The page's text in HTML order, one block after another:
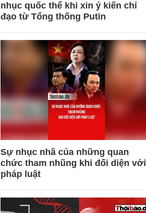
nhục quốc thể khi xin ý kiến chỉ
đạo từ Tổng thống Putin
Sự nhục nhã của những quan
chức tham nhũng khi đối diện với
pháp luật